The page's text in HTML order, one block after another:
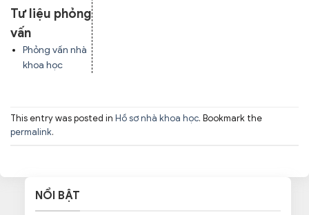
Tư liệu phỏng
vấn
Phỏng vấn nhà
khoa học
This entry was posted in Hồ sơ nhà khoa học. Bookmark the
permalink.
NỔI BẬT